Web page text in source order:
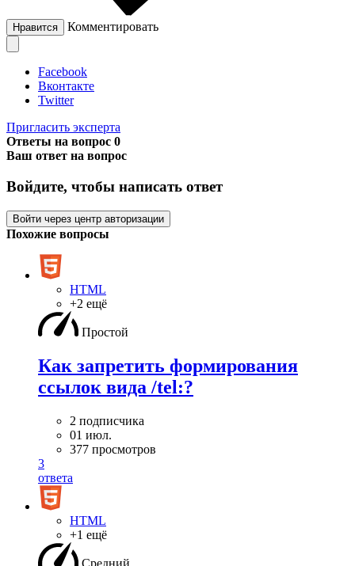
Нравится Комментировать
Facebook
Вконтакте
Twitter
Пригласить эксперта
Ответы на вопрос 0
Ваш ответ на вопрос
Войдите, чтобы написать ответ
Войти через центр авторизации
Похожие вопросы
HTML
+2 ещё
Простой
Как запретить формирования
ссылок вида /tel:?
2 подписчика
01 июл.
377 просмотров
3
ответа
HTML
+1 ещё
Средний